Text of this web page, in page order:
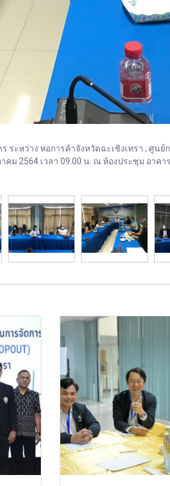
หว่าง หอการค้าจังหวัดฉะเชิงเทรา , ศูนย์
2564 เวลา 09.00 น. ณ ห้องประชุม อาคา